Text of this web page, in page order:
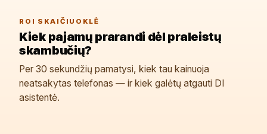
ROI SKAIČIUOKLĖ
Kiek pajamų prarandi dėl praleistų
skambučių?
Per 30 sekundžių pamatysi, kiek tau kainuoja
neatsakytas telefonas — ir kiek galėtų atgauti DI
asistentė.